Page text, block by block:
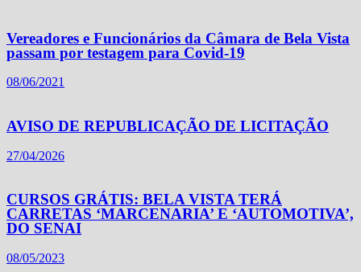
Vereadores e Funcionários da Câmara de Bela Vista
passam por testagem para Covid-19
08/06/2021
AVISO DE REPUBLICAÇÃO DE LICITAÇÃO
27/04/2026
CURSOS GRÁTIS: BELA VISTA TERÁ
CARRETAS ‘MARCENARIA’ E ‘AUTOMOTIVA’,
DO SENAI
08/05/2023